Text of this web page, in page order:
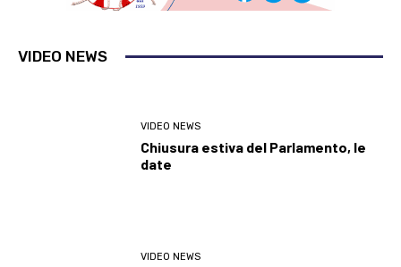
VIDEO NEWS
VIDEO NEWS
Chiusura estiva del Parlamento, le
date
VIDEO NEWS